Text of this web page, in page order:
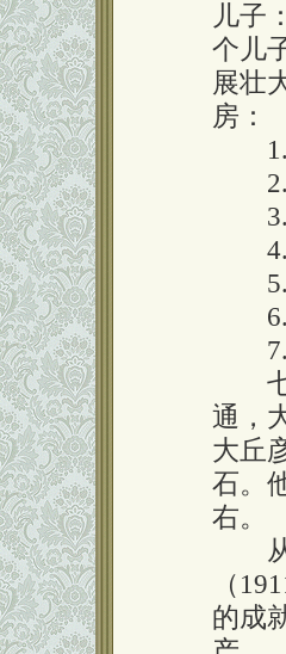
儿子
个儿
展壮
房：
1.
2.
3.
4.
5.
6.
7.
七
通，
大丘
石。
右。
从
（
的成